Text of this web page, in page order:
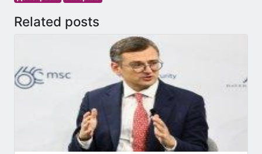
Related posts